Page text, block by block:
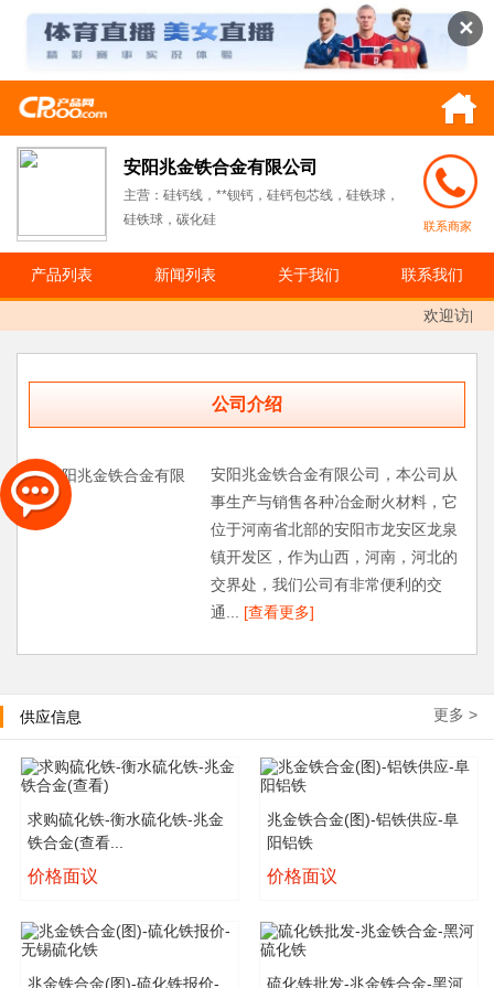
✕
安阳兆金铁合金有限公司
主营：硅钙线，**钡钙，硅钙包芯线，硅铁球，
硅铁球，碳化硅
联系商家
产品列表 新闻列表 关于我们 联系我们
欢迎访问：
公司介绍
安阳兆金铁合金有限公司，本公司从
事生产与销售各种冶金耐火材料，它
位于河南省北部的安阳市龙安区龙泉
镇开发区，作为山西，河南，河北的
交界处，我们公司有非常便利的交
通... [查看更多]
供应信息 更多 >
求购硫化铁-衡水硫化铁-兆金
铁合金(查看...
价格面议
兆金铁合金(图)-铝铁供应-阜
阳铝铁
价格面议
兆金铁合金(图)-硫化铁报价- 硫化铁批发-兆金铁合金-黑河